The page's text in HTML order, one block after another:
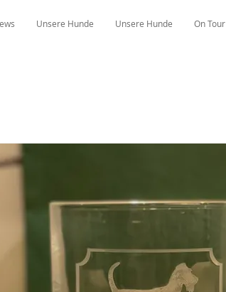
Unsere Hunde Unsere Hunde On Tour